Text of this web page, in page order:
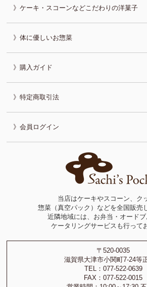
ケーキ・スコーンなどこだわりの洋菓子
体に優しいお惣菜
購入ガイド
特定商取引法
会員ログイン
当店はケーキやスコーン、ク
惣菜（真空パック）などを全国販売
近隣地域には、お弁当・オード
ケータリングサービスも行って
〒520-0035
滋賀県大津市小関町7-24等
TEL：077-522-0639
FAX：077-522-0015